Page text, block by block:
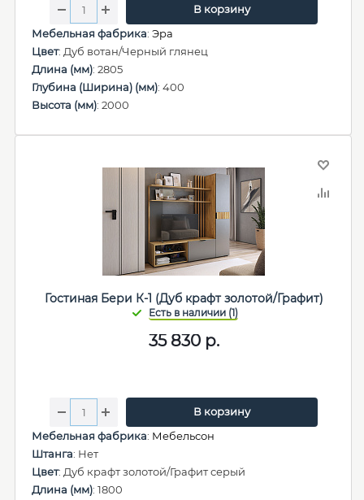
В корзину
Мебельная фабрика: Эра
Цвет: Дуб вотан/Черный глянец
Длина (мм): 2805
Глубина (Ширина) (мм): 400
Высота (мм): 2000
Гостиная Бери К-1 (Дуб крафт золотой/Графит)
35 830р.
В корзину
Мебельная фабрика: Мебельсон
Штанга: Нет
Цвет: Дуб крафт золотой/Графит серый
Длина (мм): 1800